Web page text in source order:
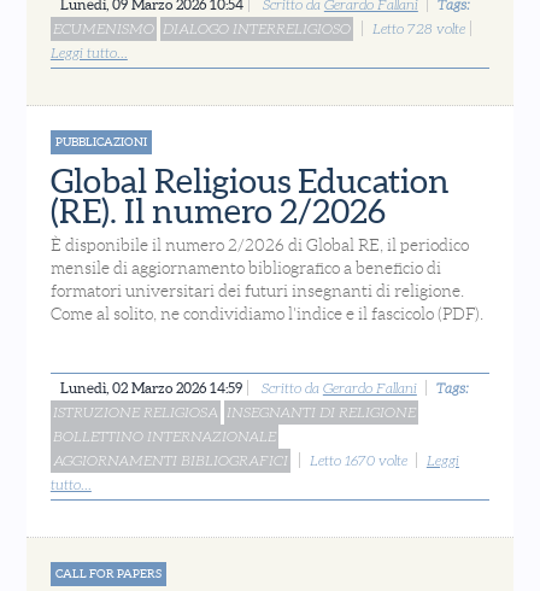
Lunedì, 09 Marzo 2026 10:54 Scritto da Gerardo Fallani
Tags:
ECUMENISMO
DIALOGO INTERRELIGIOSO
Letto 728 volte
Leggi tutto...
PUBBLICAZIONI
Global Religious Education
(RE). Il numero 2/2026
È disponibile il numero 2/2026 di Global RE, il periodico
mensile di aggiornamento bibliografico a beneficio di
formatori universitari dei futuri insegnanti di religione.
Come al solito, ne condividiamo l'indice e il fascicolo (PDF).
Lunedì, 02 Marzo 2026 14:59 Scritto da Gerardo Fallani
Tags:
ISTRUZIONE RELIGIOSA
INSEGNANTI DI RELIGIONE
BOLLETTINO INTERNAZIONALE
AGGIORNAMENTI BIBLIOGRAFICI
Letto 1670 volte
Leggi
tutto...
CALL FOR PAPERS